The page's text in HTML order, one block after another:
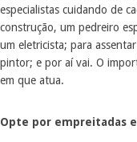
especialistas cuidando de
construção, um pedreiro
um eletricista; para
pintor; e por aí vai. O
em que atua.
Opte por empreitadas